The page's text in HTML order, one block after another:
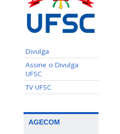
Divulga
Assine o Divulga
UFSC
TV UFSC
AGECOM